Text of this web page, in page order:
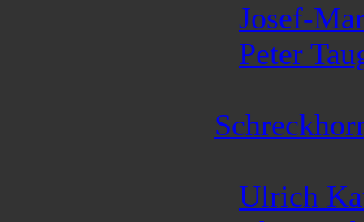
Josef-
Peter
Ulrich